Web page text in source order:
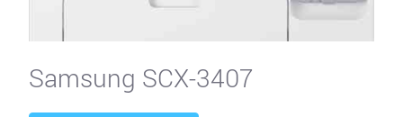
Samsung SCX-3407